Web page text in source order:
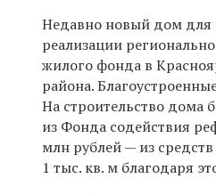
Недавно новый дом для
реализации
жилого фонда в
района.
На строительство дома
из Фонда содействия
млн рублей — из
1 тыс. кв. м благодаря